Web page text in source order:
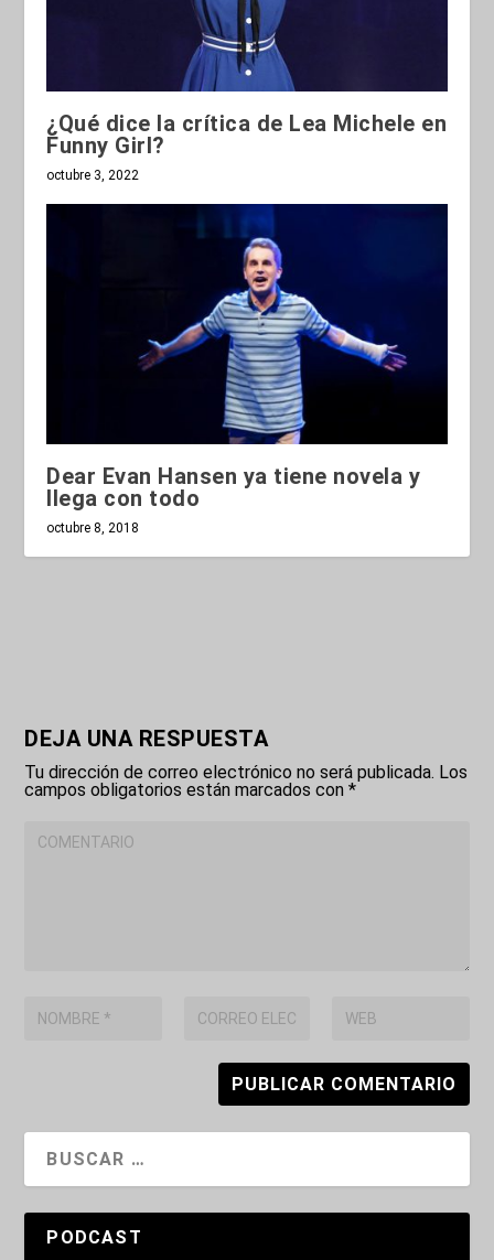
¿Qué dice la crítica de Lea Michele en
Funny Girl?
octubre 3, 2022
Dear Evan Hansen ya tiene novela y
llega con todo
octubre 8, 2018
DEJA UNA RESPUESTA
Tu dirección de correo electrónico no será publicada. Los
campos obligatorios están marcados con*
PODCAST